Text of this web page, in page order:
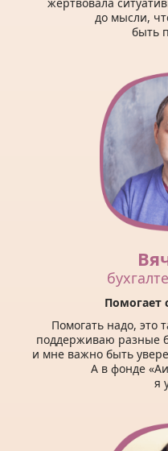
до мысли,
быть
Помогает
Помогать надо, это
поддерживаю разные
и мне важно быть
А в фонде
я